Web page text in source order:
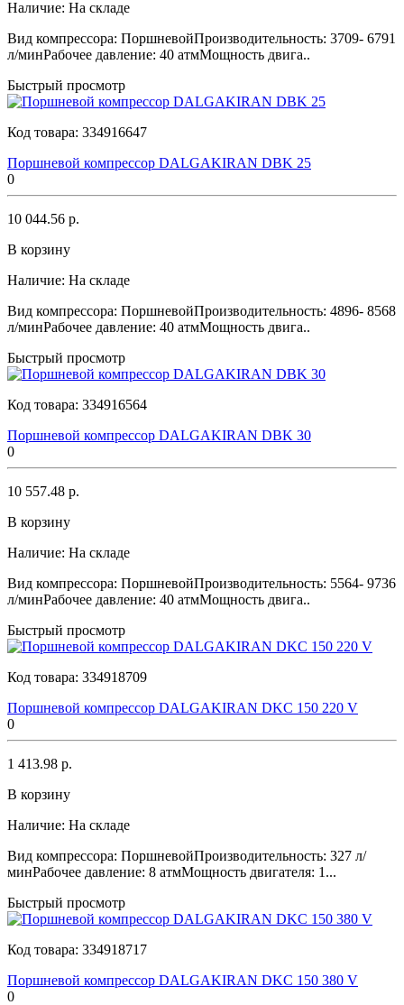
Наличие: На складе
Вид компрессора: ПоршневойПроизводительность: 3709- 6791
л/минРабочее давление: 40 атмМощность двига..
Быстрый просмотр
Код товара: 334916647
Поршневой компрессор DALGAKIRAN DBK 25
0
10 044.56 р.
В корзину
Наличие: На складе
Вид компрессора: ПоршневойПроизводительность: 4896- 8568
л/минРабочее давление: 40 атмМощность двига..
Быстрый просмотр
Код товара: 334916564
Поршневой компрессор DALGAKIRAN DBK 30
0
10 557.48 р.
В корзину
Наличие: На складе
Вид компрессора: ПоршневойПроизводительность: 5564- 9736
л/минРабочее давление: 40 атмМощность двига..
Быстрый просмотр
Код товара: 334918709
Поршневой компрессор DALGAKIRAN DKC 150 220 V
0
1 413.98 р.
В корзину
Наличие: На складе
Вид компрессора: ПоршневойПроизводительность: 327 л/
минРабочее давление: 8 атмМощность двигателя: 1...
Быстрый просмотр
Код товара: 334918717
Поршневой компрессор DALGAKIRAN DKC 150 380 V
0